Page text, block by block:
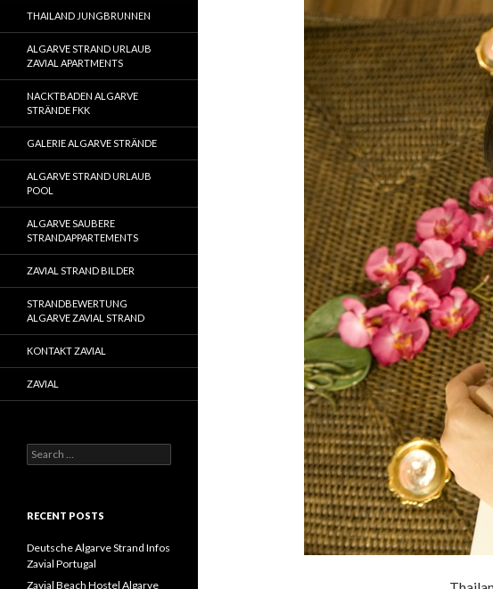
THAILAND JUNGBRUNNEN
ALGARVE STRAND URLAUB
ZAVIAL APARTMENTS
NACKTBADEN ALGARVE
STRÄNDE FKK
GALERIE ALGARVE STRÄNDE
ALGARVE STRAND URLAUB
POOL
ALGARVE SAUBERE
STRANDAPPARTEMENTS
ZAVIAL STRAND BILDER
STRANDBEWERTUNG
ALGARVE ZAVIAL STRAND
KONTAKT ZAVIAL
ZAVIAL
e
c
f
o
r
RECENT POSTS
Deutsche Algarve Strand Infos
Zavial Portugal
Zavial Beach Hostel Algarve